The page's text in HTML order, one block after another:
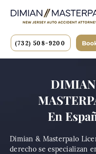
(732) 508-9200
En
Dimian & Masterpalo
derecho se especializan